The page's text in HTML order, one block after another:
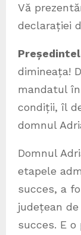
Vă
declarației
dimineața!
mandatul
condiții, îl
domnul
Domnul
etapele
succes, a
județean
succes. E